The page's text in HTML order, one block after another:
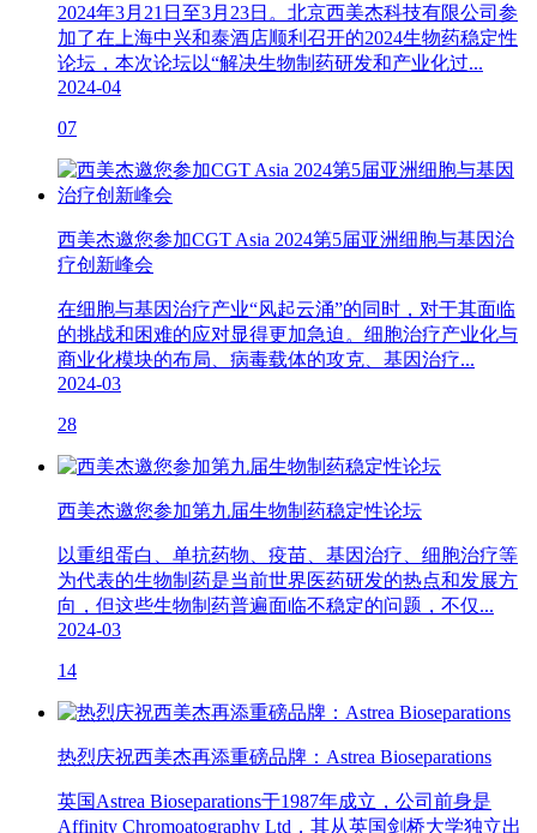
2024年3月21日至3月23日。北京西美杰科技有限公司参
加了在上海中兴和泰酒店顺利召开的2024生物药稳定性
论坛，本次论坛以“解决生物制药研发和产业化过...
2024-04
07
西美杰邀您参加CGT Asia 2024第5届亚洲细胞与基因治
疗创新峰会
在细胞与基因治疗产业“风起云涌”的同时，对于其面临
的挑战和困难的应对显得更加急迫。细胞治疗产业化与
商业化模块的布局、病毒载体的攻克、基因治疗...
2024-03
28
西美杰邀您参加第九届生物制药稳定性论坛
以重组蛋白、单抗药物、疫苗、基因治疗、细胞治疗等
为代表的生物制药是当前世界医药研发的热点和发展方
向，但这些生物制药普遍面临不稳定的问题，不仅...
2024-03
14
热烈庆祝西美杰再添重磅品牌：Astrea Bioseparations
英国Astrea Bioseparations于1987年成立，公司前身是
Affinity Chromoatography Ltd，其从英国剑桥大学独立出